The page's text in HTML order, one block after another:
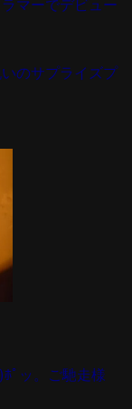
マーでデビュー
のサプライズプ
ﾟッ。ご馳走様